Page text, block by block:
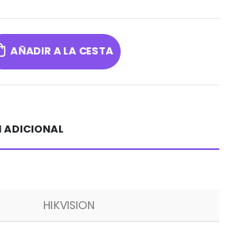
AÑADIR A LA CESTA
ADICIONAL
HIKVISION